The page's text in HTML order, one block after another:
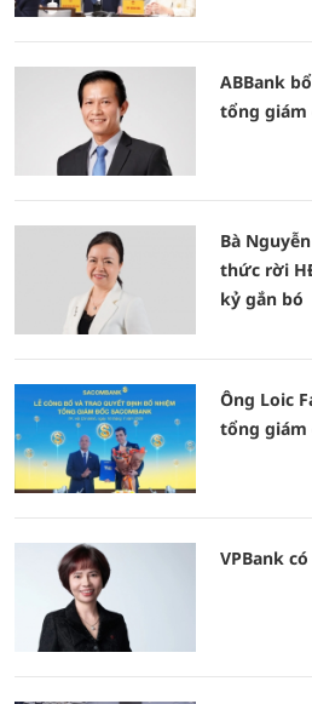
ABBank
tổng giám
Bà
thức rời
kỷ gắn bó
Ông Loic
tổng giám
VPBank